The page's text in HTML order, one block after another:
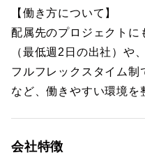
【働き方について】
配属先のプロジェクトに
（最低週2日の出社）や
フルフレックスタイム
など、働きやすい環境を
会社特徴